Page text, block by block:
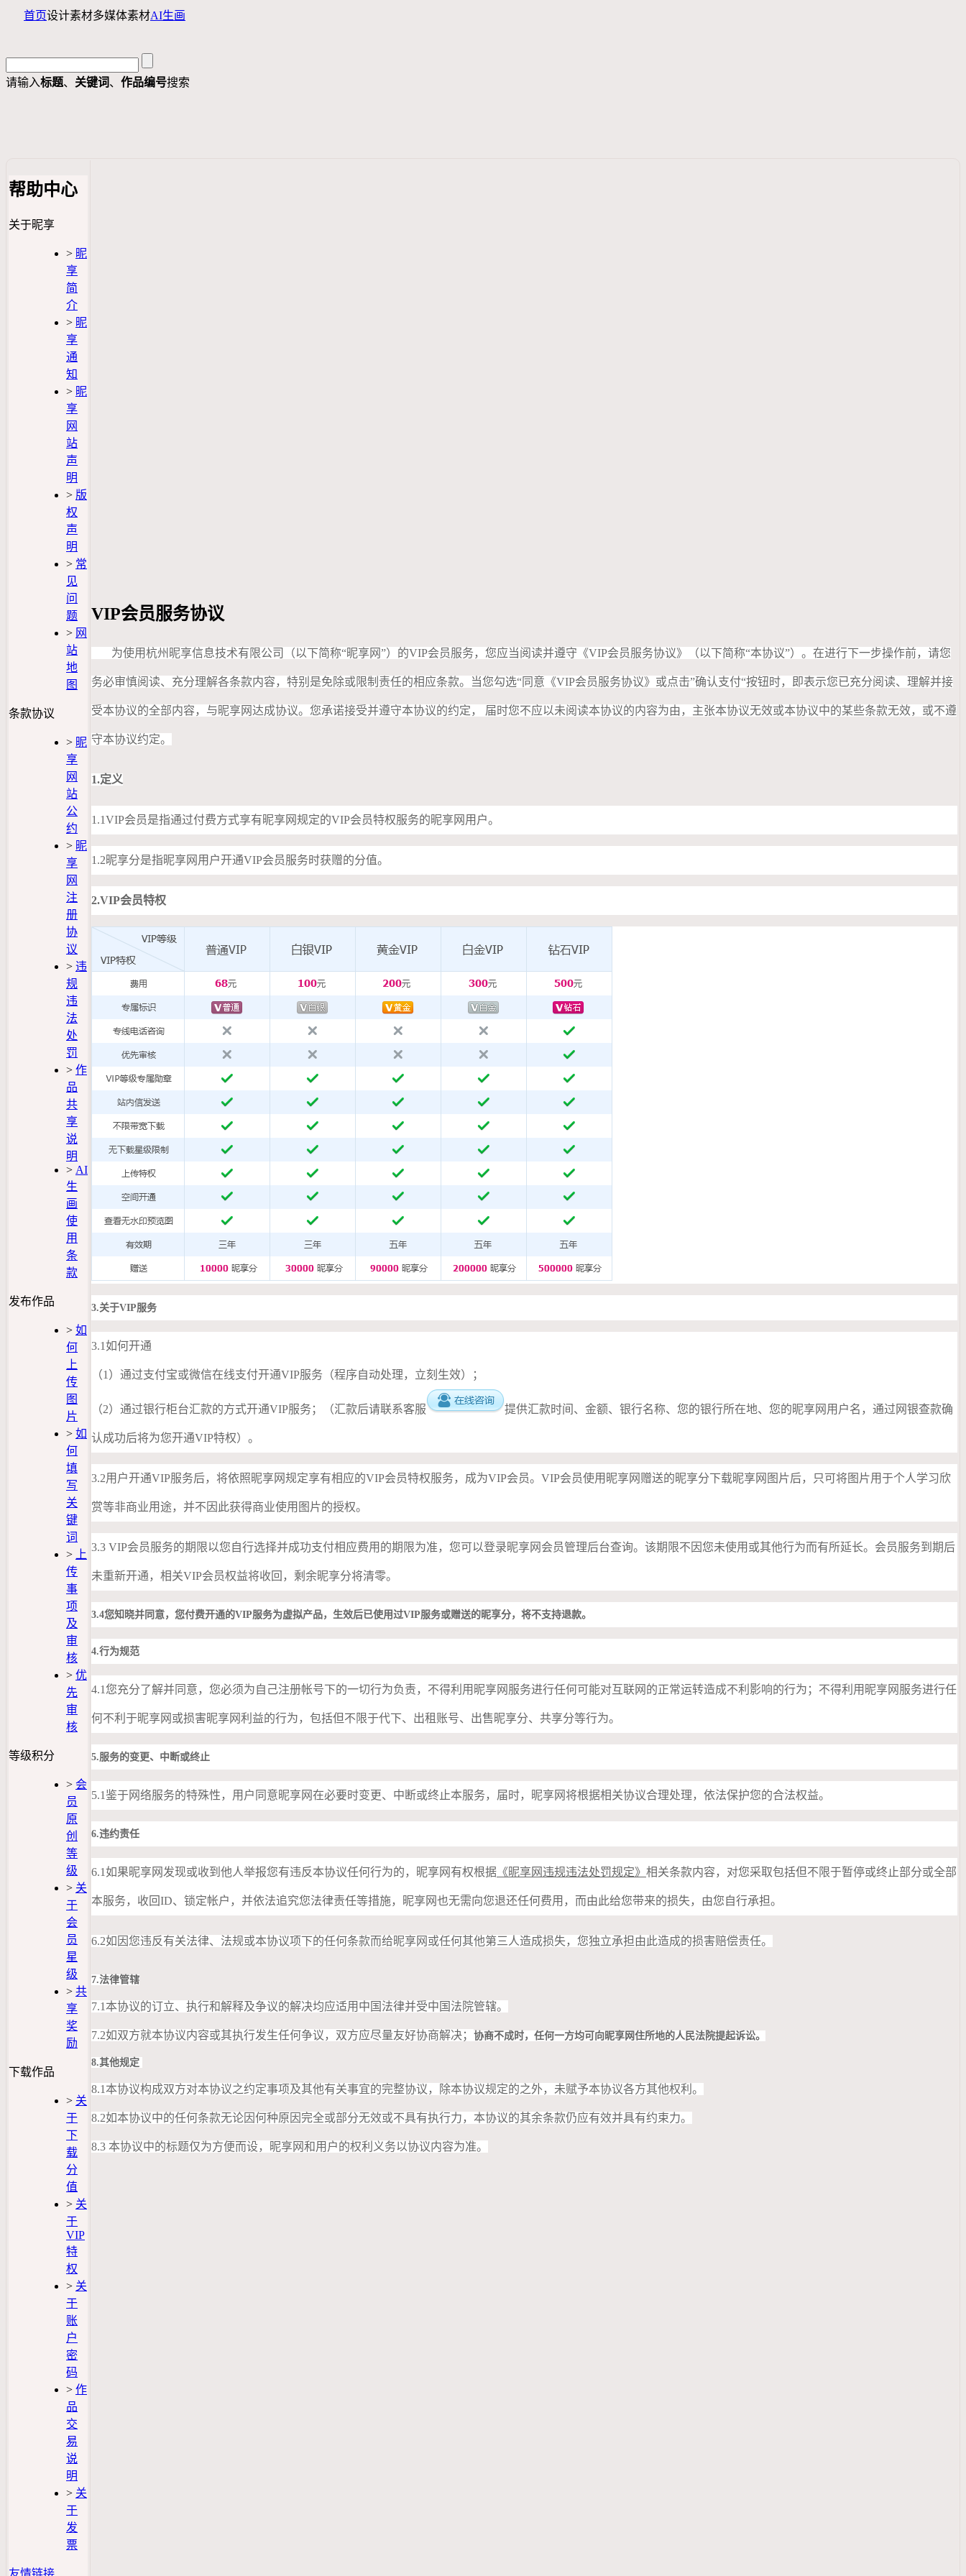
首页设计素材多媒体素材AI生画
请输入标题、 关键词 、 作品编号搜索
帮助中心
关于昵享
> 昵
享
简
介
> 昵
享
通
知
> 昵
享
网
站
声
明
> 版
权
声
明
> 常
见
问
题
> 网
站
地
图
条款协议
> 昵
享
网
站
公
约
> 昵
享
网
注
册
协
议
> 违
规
违
法
处
罚
> 作
品
共
享
说
明
> AI
生
画
使
用
条
款
发布作品
> 如
何
上
传
图
片
> 如
何
填
写
关
键
词
>
上
传
事
项
及
审
核
> 优
先
审
核
等级积分
> 会
员
原
创
等
级
> 关
于
会
员
星
级
> 共
享
奖
励
下载作品
> 关
于
下
载
分
值
> 关
于
VIP
特
权
> 关
于
账
户
密
码
> 作
品
交
易
说
明
> 关
于
发
票
友情链接
VIP会员服务协议
为使用杭州昵享信息技术有限公司（以下简称“昵享网”）的VIP会员服务，您应当阅读并遵守《VIP会员服务协议》（以下简称“本协议”）。在进行下一步操作前，请您
务必审慎阅读、充分理解各条款内容，特别是免除或限制责任的相应条款。当您勾选“同意《VIP会员服务协议》或点击”确认支付“按钮时，即表示您已充分阅读、理解并接
受本协议的全部内容，与昵享网达成协议。您承诺接受并遵守本协议的约定， 届时您不应以未阅读本协议的内容为由，主张本协议无效或本协议中的某些条款无效，或不遵
守本协议约定。
1.定义
1.1VIP会员是指通过付费方式享有昵享网规定的VIP会员特权服务的昵享网用户。
1.2昵享分是指昵享网用户开通VIP会员服务时获赠的分值。
2.VIP会员特权
3.关于VIP服务
3.1如何开通
（1）通过支付宝或微信在线支付开通VIP服务（程序自动处理，立刻生效）；
（2）通过银行柜台汇款的方式开通VIP服务；（汇款后请联系客服 提供汇款时间、金额、银行名称、您的银行所在地、您的昵享网用户名，通过网银查款确
认成功后将为您开通VIP特权）。
3.2用户开通VIP服务后，将依照昵享网规定享有相应的VIP会员特权服务，成为VIP会员。VIP会员使用昵享网赠送的昵享分下载昵享网图片后，只可将图片用于个人学习欣
赏等非商业用途，并不因此获得商业使用图片的授权。
3.3 VIP会员服务的期限以您自行选择并成功支付相应费用的期限为准，您可以登录昵享网会员管理后台查询。该期限不因您未使用或其他行为而有所延长。会员服务到期后
未重新开通，相关VIP会员权益将收回，剩余昵享分将清零。
3.4您知晓并同意，您付费开通的VIP服务为虚拟产品， 生效后已使用过VIP服务或赠送的昵享分， 将不支持退款。
4.行为规范
4.1您充分了解并同意，您必须为自己注册帐号下的一切行为负责，不得利用昵享网服务进行任何可能对互联网的正常运转造成不利影响的行为；不得利用昵享网服务进行任
何不利于昵享网或损害昵享网利益的行为，包括但不限于代下、出租账号、出售昵享分、共享分等行为。
5.服务的变更、中断或终止
5.1鉴于网络服务的特殊性，用户同意昵享网在必要时变更、中断或终止本服务，届时，昵享网将根据相关协议合理处理，依法保护您的合法权益。
6.违约责任
6.1如果昵享网发现或收到他人举报您有违反本协议任何行为的，昵享网有权根据 《昵享网违规违法处罚规定》 相关条款内容，对您采取包括但不限于暂停或终止部分或全部
本服务，收回ID、锁定帐户，并依法追究您法律责任等措施，昵享网也无需向您退还任何费用，而由此给您带来的损失，由您自行承担。
6.2如因您违反有关法律、法规或本协议项下的任何条款而给昵享网或任何其他第三人造成损失，您独立承担由此造成的损害赔偿责任。
7.法律管辖
7.1本协议的订立、执行和解释及争议的解决均应适用中国法律并受中国法院管辖。
7.2如双方就本协议内容或其执行发生任何争议，双方应尽量友好协商解决； 协商不成时，任何一方均可向昵享网住所地的人民法院提起诉讼。
8.其他规定
8.1本协议构成双方对本协议之约定事项及其他有关事宜的完整协议，除本协议规定的之外，未赋予本协议各方其他权利。
8.2如本协议中的任何条款无论因何种原因完全或部分无效或不具有执行力，本协议的其余条款仍应有效并具有约束力。
8.3 本协议中的标题仅为方便而设，昵享网和用户的权利义务以协议内容为准。